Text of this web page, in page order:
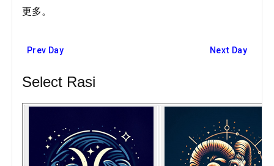
更多。
Prev Day Next Day
Select Rasi